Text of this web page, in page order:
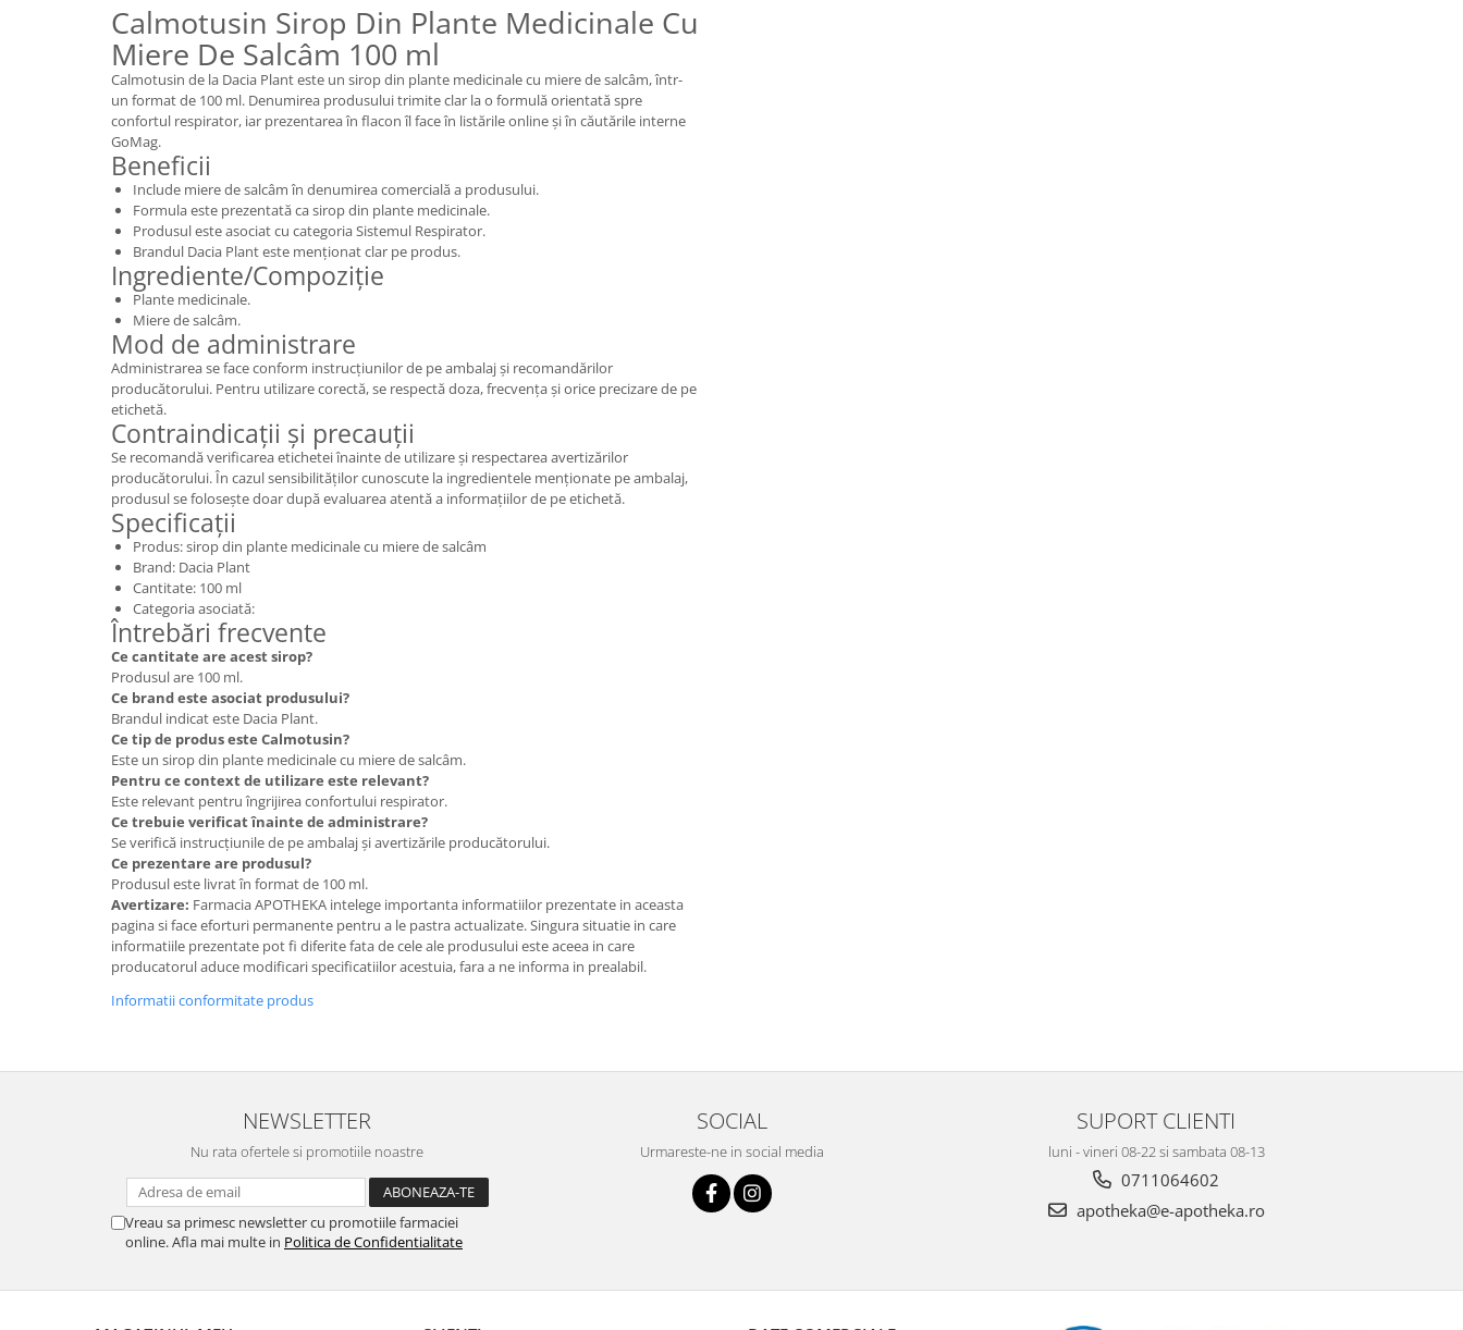
Calmotusin Sirop Din Plante Medicinale Cu
Miere De Salcâm 100 ml
Calmotusin de la Dacia Plant este un sirop din plante medicinale cu miere de salcâm, într-
un format de 100 ml. Denumirea produsului trimite clar la o formulă orientată spre
confortul respirator, iar prezentarea în flacon îl face în listările online și în căutările interne
GoMag.
Beneficii
Include miere de salcâm în denumirea comercială a produsului.
Formula este prezentată ca sirop din plante medicinale.
Produsul este asociat cu categoria Sistemul Respirator.
Brandul Dacia Plant este menționat clar pe produs.
Ingrediente/Compoziție
Plante medicinale.
Miere de salcâm.
Mod de administrare
Administrarea se face conform instrucțiunilor de pe ambalaj și recomandărilor
producătorului. Pentru utilizare corectă, se respectă doza, frecvența și orice precizare de pe
etichetă.
Contraindicații și precauții
Se recomandă verificarea etichetei înainte de utilizare și respectarea avertizărilor
producătorului. În cazul sensibilităților cunoscute la ingredientele menționate pe ambalaj,
produsul se folosește doar după evaluarea atentă a informațiilor de pe etichetă.
Specificații
Produs: sirop din plante medicinale cu miere de salcâm
Brand: Dacia Plant
Cantitate: 100 ml
Categoria asociată:
Întrebări frecvente
Ce cantitate are acest sirop?
Produsul are 100 ml.
Ce brand este asociat produsului?
Brandul indicat este Dacia Plant.
Ce tip de produs este Calmotusin?
Este un sirop din plante medicinale cu miere de salcâm.
Pentru ce context de utilizare este relevant?
Este relevant pentru îngrijirea confortului respirator.
Ce trebuie verificat înainte de administrare?
Se verifică instrucțiunile de pe ambalaj și avertizările producătorului.
Ce prezentare are produsul?
Produsul este livrat în format de 100 ml.
Avertizare: Farmacia APOTHEKA intelege importanta informatiilor prezentate in aceasta
pagina si face eforturi permanente pentru a le pastra actualizate. Singura situatie in care
informatiile prezentate pot fi diferite fata de cele ale produsului este aceea in care
producatorul aduce modificari specificatiilor acestuia, fara a ne informa in prealabil.
Informatii conformitate produs
NEWSLETTER
Nu rata ofertele si promotiile noastre
Vreau sa primesc newsletter cu promotiile farmaciei
online. Afla mai multe in Politica de Confidentialitate
SOCIAL
Urmareste-ne in social media
SUPORT CLIENTI
luni - vineri 08-22 si sambata 08-13
0711064602
apotheka@e-apotheka.ro